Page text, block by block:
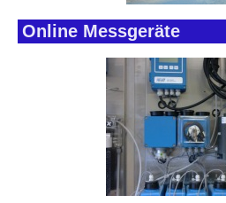
Online Messgeräte